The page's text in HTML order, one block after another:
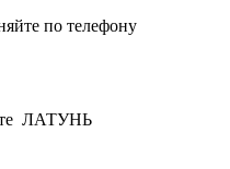
по телефону
ЛАТУНЬ